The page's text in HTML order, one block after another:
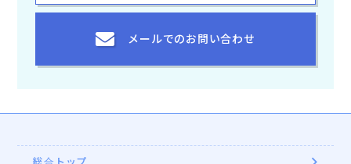
メールでのお問い合わせ